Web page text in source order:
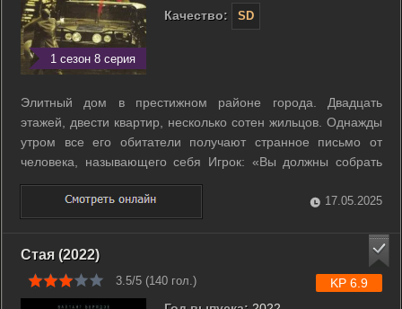
1 сезон 8 серия
Качество:
SD
Элитный дом в престижном районе города. Двадцать
этажей, двести квартир, несколько сотен жильцов. Однажды
утром все его обитатели получают странное письмо от
человека, называющего себя Игрок: «Вы должны собрать
выкуп - один миллион долларов через три дня, иначе я буду
убивать по одному жильцу каждый день. Я готовился к этой
операции полгода, ...
17.05.2025
Стая (2022)
3.5/5 (140 гол.) KP 6.9